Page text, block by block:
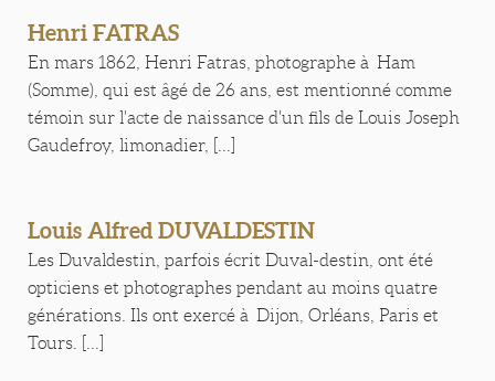
Henri FATRAS
En mars 1862, Henri Fatras, photographe à Ham
(Somme), qui est âgé de 26 ans, est mentionné comme
témoin sur l'acte de naissance d'un fils de Louis Joseph
Gaudefroy, limonadier, [...]
Louis Alfred DUVALDESTIN
Les Duvaldestin, parfois écrit Duval-destin, ont été
opticiens et photographes pendant au moins quatre
générations. Ils ont exercé à Dijon, Orléans, Paris et
Tours. [...]